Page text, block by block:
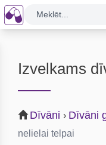
Meklēt...
Izvelkams
Dīvāni › Dīvāni
nelielai telpai